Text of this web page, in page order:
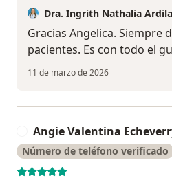
Dra. Ingrith Nathalia
Gracias Angelica. Siempre
pacientes. Es con todo el
11 de marzo de 2026
Angie Valentina
Número de teléfono verificado